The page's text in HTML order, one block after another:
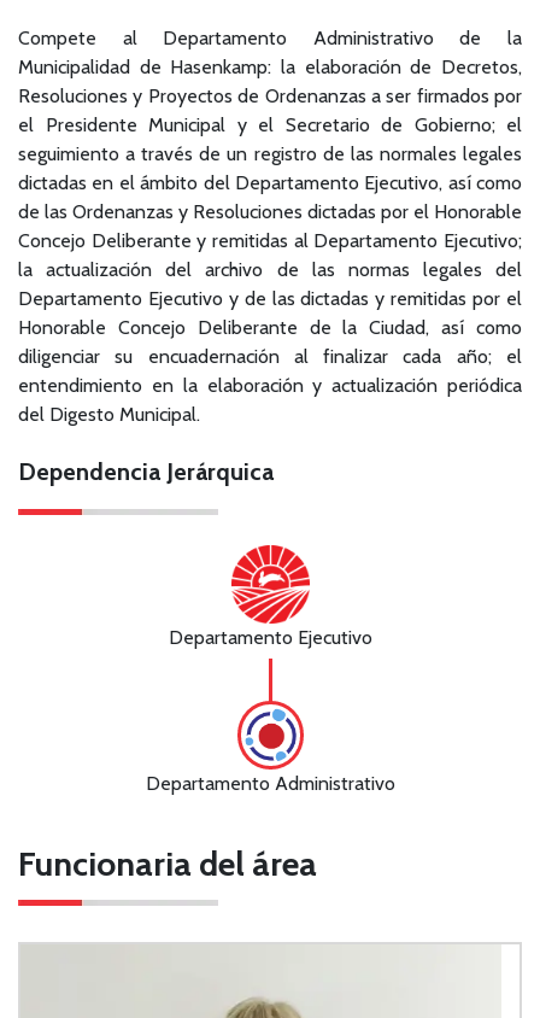
Compete al Departamento Administrativo de la
Municipalidad de Hasenkamp: la elaboración de Decretos,
Resoluciones y Proyectos de Ordenanzas a ser firmados por
el Presidente Municipal y el Secretario de Gobierno; el
seguimiento a través de un registro de las normales legales
dictadas en el ámbito del Departamento Ejecutivo, así como
de las Ordenanzas y Resoluciones dictadas por el Honorable
Concejo Deliberante y remitidas al Departamento Ejecutivo;
la actualización del archivo de las normas legales del
Departamento Ejecutivo y de las dictadas y remitidas por el
Honorable Concejo Deliberante de la Ciudad, así como
diligenciar su encuadernación al finalizar cada año; el
entendimiento en la elaboración y actualización periódica
del Digesto Municipal.
Dependencia Jerárquica
Departamento Ejecutivo
Departamento Administrativo
Funcionaria del área